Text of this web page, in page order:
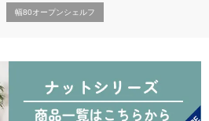
幅80オープンシェルフ